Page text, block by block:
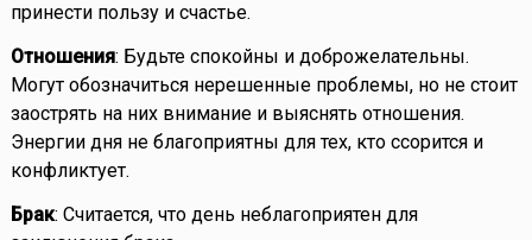
принести пользу и счастье.
Отношения: Будьте спокойны и доброжелательны.
Могут обозначиться нерешенные проблемы, но не стоит
заострять на них внимание и выяснять отношения.
Энергии дня не благоприятны для тех, кто ссорится и
конфликтует.
Брак: Считается, что день неблагоприятен для